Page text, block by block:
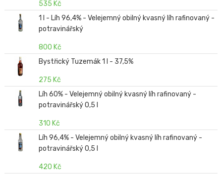
535 Kč
1 l - Líh 96,4% - Velejemný obilný kvasný líh rafinovaný -
potravinářský
800 Kč
Bystřický Tuzemák 1 l - 37,5%
275 Kč
Líh 60% - Velejemný obilný kvasný líh rafinovaný -
potravinářský 0,5 l
310 Kč
Líh 96,4% - Velejemný obilný kvasný líh rafinovaný -
potravinářský 0,5 l
420 Kč